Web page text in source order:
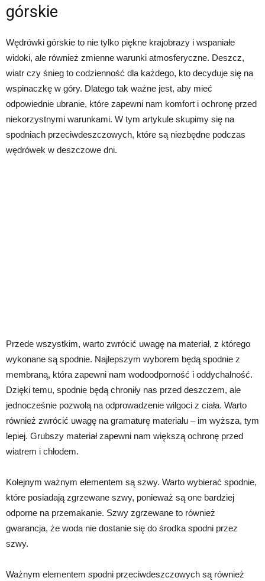
górskie
Wędrówki górskie to nie tylko piękne krajobrazy i wspaniałe
widoki, ale również zmienne warunki atmosferyczne. Deszcz,
wiatr czy śnieg to codzienność dla każdego, kto decyduje się na
wspinaczkę w góry. Dlatego tak ważne jest, aby mieć
odpowiednie ubranie, które zapewni nam komfort i ochronę przed
niekorzystnymi warunkami. W tym artykule skupimy się na
spodniach przeciwdeszczowych, które są niezbędne podczas
wędrówek w deszczowe dni.
Przede wszystkim, warto zwrócić uwagę na materiał, z którego
wykonane są spodnie. Najlepszym wyborem będą spodnie z
membraną, która zapewni nam wodoodporność i oddychalność.
Dzięki temu, spodnie będą chroniły nas przed deszczem, ale
jednocześnie pozwolą na odprowadzenie wilgoci z ciała. Warto
również zwrócić uwagę na gramaturę materiału – im wyższa, tym
lepiej. Grubszy materiał zapewni nam większą ochronę przed
wiatrem i chłodem.
Kolejnym ważnym elementem są szwy. Warto wybierać spodnie,
które posiadają zgrzewane szwy, ponieważ są one bardziej
odporne na przemakanie. Szwy zgrzewane to również
gwarancja, że woda nie dostanie się do środka spodni przez
szwy.
Ważnym elementem spodni przeciwdeszczowych są również